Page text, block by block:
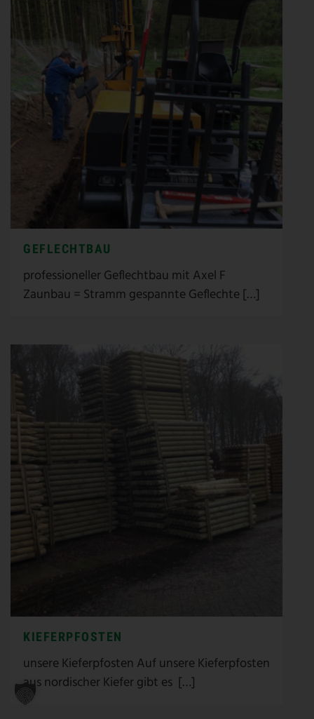
GEFLECHTBAU
professioneller Geflechtbau mit Axel F
Zaunbau = Stramm gespannte Geflechte […]
KIEFERPFOSTEN
unsere Kieferpfosten Auf unsere Kieferpfosten
aus nordischer Kiefer gibt es […]